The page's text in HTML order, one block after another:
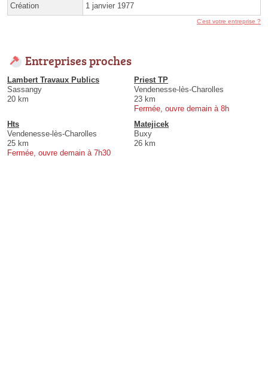
Création 1 janvier 1977
C'est votre entreprise ?
Entreprises proches
Lambert Travaux Publics
Sassangy
20 km
Priest TP
Vendenesse-lès-Charolles
23 km
Fermée, ouvre demain à 8h
Hts
Vendenesse-lès-Charolles
25 km
Fermée, ouvre demain à 7h30
Matejicek
Buxy
26 km